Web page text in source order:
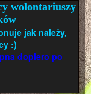
wolontariuszy
jak należy,
:)
dopiero po